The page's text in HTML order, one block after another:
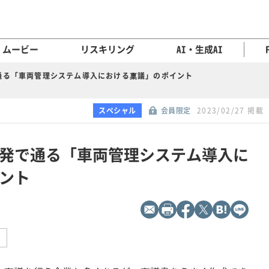
ムービー リスキリング AI・生成AI
「車両管理システム導入における稟議」のポイント
スペシャル 会員限定 2023/02/27 掲載
で通る「車両管理システム導入に
ト